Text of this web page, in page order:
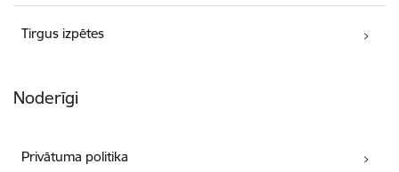
Tirgus izpētes
Noderīgi
Privātuma politika